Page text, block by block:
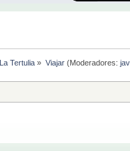
La Tertulia » Viajar(Moderadores: